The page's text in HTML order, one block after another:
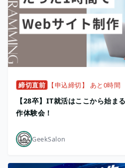
締切直前 【申込締切】 あと0時間
【28卒】IT就活はここから始ま
作体験会！
GeekSalon